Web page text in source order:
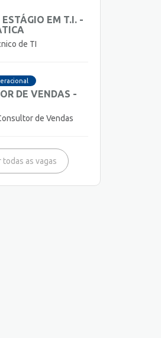
EM T.I. -
de TI
DE VENDAS -
de Vendas
todas as vagas